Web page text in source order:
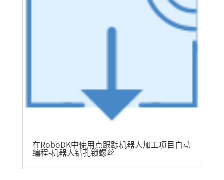
在RoboDK中使用点跟踪机器人加工项目自动
编程-机器人钻孔锁螺丝